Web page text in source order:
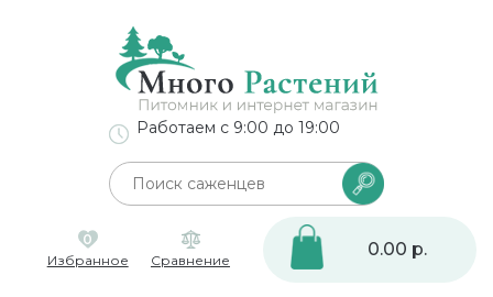
Работаем с 9:00 до 19:00
0
Избранное
Сравнение
0.00 р.